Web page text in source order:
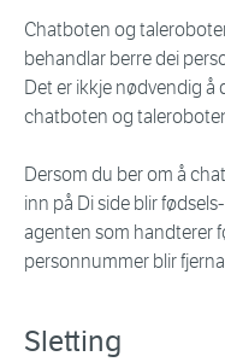
Chatboten og
behandlar berre dei
Det er ikkje nødvendig
chatboten og
Dersom du ber om å
inn på Di side blir
agenten som handterer
personnummer blir
Sletting